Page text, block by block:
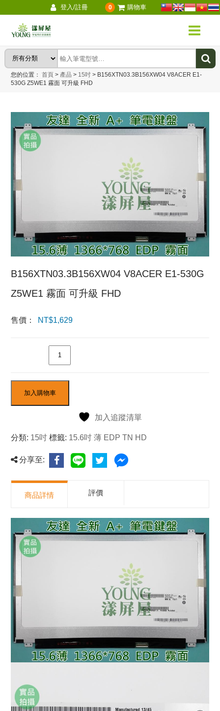
登入/註冊 0 購物車
您的位置：首頁 > 產品 > 15吋 > B156XTN03.3B156XW04 V8ACER E1-
530G Z5WE1 霧面 可升級 FHD
B156XTN03.3B156XW04 V8ACER E1-530G
Z5WE1 霧面 可升級 FHD
售價： NT$1,629
加入購物車
加入追蹤清單
分類: 15吋 標籤: 15.6吋 薄 EDP TN HD
分享至:
商品詳情 評價